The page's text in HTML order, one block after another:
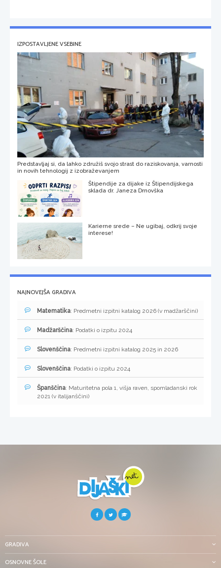
IZPOSTAVLJENE VSEBINE
Predstavljaj si, da lahko združiš svojo strast do raziskovanja, varnosti
in novih tehnologij z izobraževanjem
Štipendije za dijake iz Štipendijskega
sklada dr. Janeza Drnovška
Karierne srede – Ne ugibaj, odkrij svoje
interese!
NAJNOVEJŠA GRADIVA
Matematika: Predmetni izpitni katalog 2026 (v madžarščini)
Madžarščina: Podatki o izpitu 2024
Slovenščina: Predmetni izpitni katalog 2025 in 2026
Slovenščina: Podatki o izpitu 2024
Španščina: Maturitetna pola 1, višja raven, spomladanski rok
2021 (v italijanščini)
GRADIVA
OSNOVNE ŠOLE